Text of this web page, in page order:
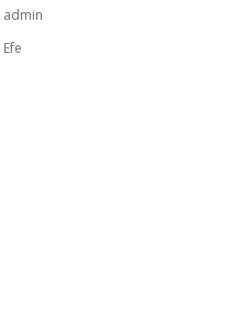
admin
Efe